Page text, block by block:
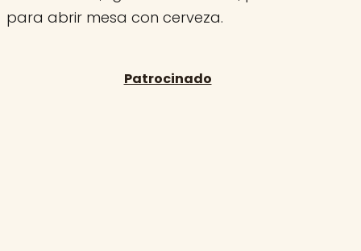
para abrir mesa con cerveza.